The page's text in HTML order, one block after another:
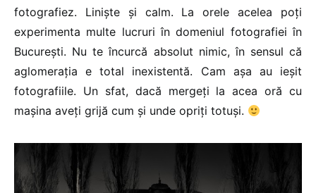
fotografiez. Liniște și calm. La orele acelea poți
experimenta multe lucruri în domeniul fotografiei în
București. Nu te încurcă absolut nimic, în sensul că
aglomerația e total inexistentă. Cam așa au ieșit
fotografiile. Un sfat, dacă mergeți la acea oră cu
mașina aveți grijă cum și unde opriți totuși.